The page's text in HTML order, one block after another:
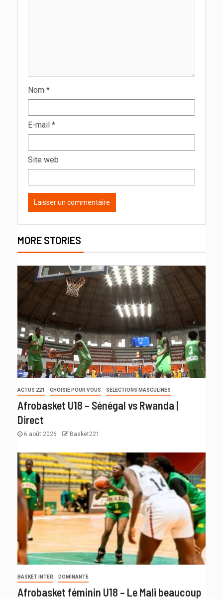
Nom *
E-mail *
Site web
MORE STORIES
ACTUS 221 CHOISIE POUR VOUS SÉLECTIONS MASCULINES
Afrobasket U18 – Sénégal vs Rwanda |
Direct
6 août 2026 Basket221
BASKET INTER DOMINANTE
Afrobasket féminin U18 – Le Mali beaucoup